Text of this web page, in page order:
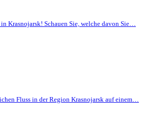
Krasnojarsk! Schauen Sie, welche davon Sie…
Fluss in der Region Krasnojarsk auf einem…